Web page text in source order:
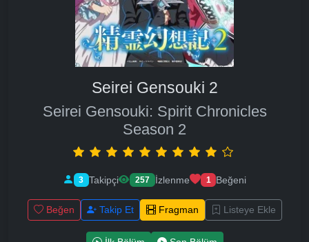
Seirei Gensouki 2
Seirei Gensouki: Spirit Chronicles
Season 2
3 Takipçi 257 İzlenme 1 Beğeni
Beğen Takip Et Fragman Listeye Ekle